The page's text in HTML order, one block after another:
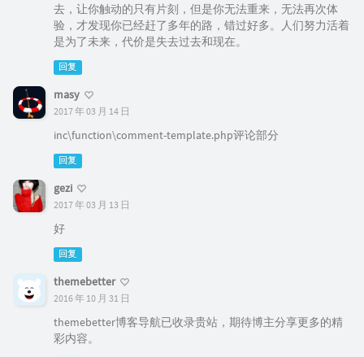
去，让你触动的只有片刻，但是你无法重来，无法再次体
验，才发现你已经赶了多年的路，错过好多。人们努力活着
是为了未来，代价是失去过去和现在。
回复
masy
2017 年 03 月 14 日
inc\function\comment-template.php评论部分
回复
gezi
2017 年 03 月 13 日
好
回复
themebetter
2016 年 10 月 31 日
themebetter博客导航已收录贵站，期待博主分享更多的精
彩内容。